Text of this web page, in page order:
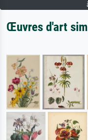
Œuvres d'art